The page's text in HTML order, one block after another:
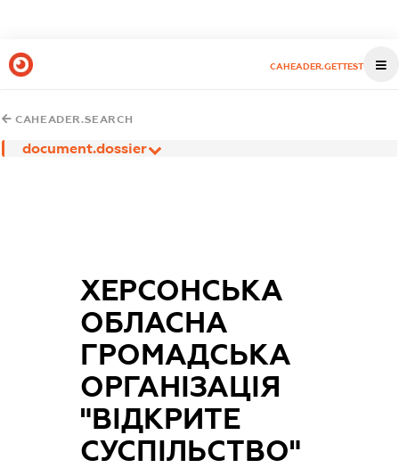
CAHEADER.GETTEST
CAHEADER.SEARCH
document.dossier
ХЕРСОНСЬКА
ОБЛАСНА
ГРОМАДСЬКА
ОРГАНІЗАЦІЯ
"ВІДКРИТЕ
СУСПІЛЬСТВО"